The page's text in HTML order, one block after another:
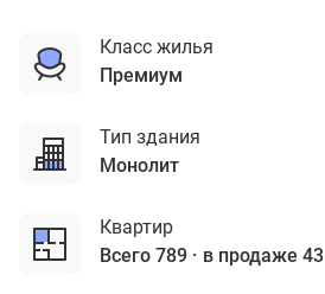
Класс жилья
премиум
Тип здания
монолит
Квартир
Всего 789
в продаже 43